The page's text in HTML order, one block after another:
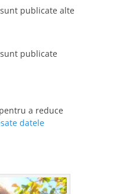
publicate alte
publicate
a reduce
datele